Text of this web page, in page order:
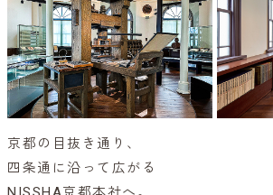
京都の目抜き通り、
四条通に沿って広がる